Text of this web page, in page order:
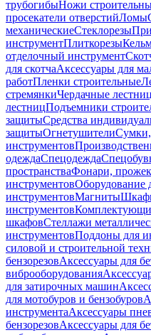
трубогибыНожи
просекатели отверстийЛомы
механическиеСтеклорезы
инструментПлиткорезы
отделочный инструмент
для скотчаАксессуары для
работПленки строительные
стремянкиЧердачные
лестницПодъемники
защитыСредства
защитыОгнетушителиСумки,
инструментов
одеждаСпецодежда
пространстваФонари,
инструментовОборудование
инструментовМагниты
инструментов
шкафовСтеллажи
инструментовПоддоны для
силовой и строительной
бензорезовАксессуары для
виброоборудования
для затирочных машин
для мотобуров и бензобуров
инструментаАксессуары
бензорезовАксессуары для